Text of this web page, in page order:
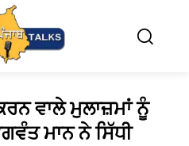
ਵਾਲੇ ਮੁਲਾਜ਼ਮਾਂ ਨੂੰ
ਮਾਨ ਨੇ ਸਿੱਧੀ